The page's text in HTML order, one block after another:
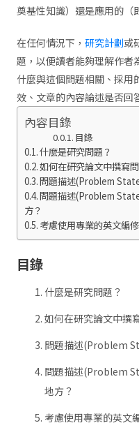
奠基性知識）還是應用的（
在任何情況下， 研究計劃或
題，以便讀者能夠理解作者
什麼與這個問題相關、採用
效、文章的內容論述是否回
內容目錄
目錄
什麼是研究問題？
如何在研究論文中撰寫
問題描述(Problem
問題描述(Problem
方？
考慮使用專業的英文編
目錄
什麼是研究問題？
如何在研究論文中
問題描述(Problem
問題描述(Problem
地方？
考慮使用專業的英文